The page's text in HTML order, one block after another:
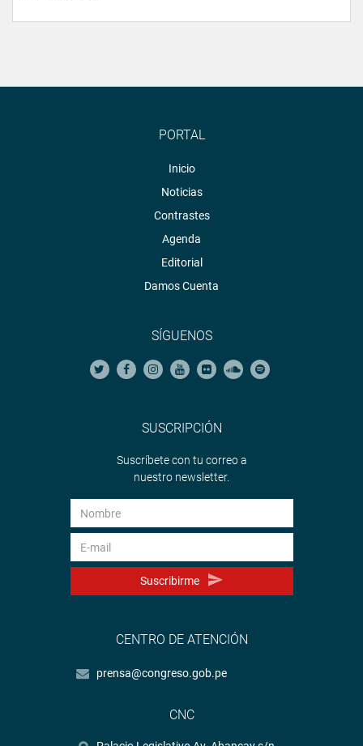
PORTAL
Inicio
Noticias
Contrastes
Agenda
Editorial
Damos Cuenta
SÍGUENOS
SUSCRIPCIÓN
Suscríbete con tu correo a
nuestro newsletter.
Suscribirme
CENTRO DE ATENCIÓN
prensa@congreso.gob.pe
CNC